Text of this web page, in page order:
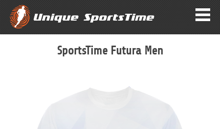
SportsTime Futura Men